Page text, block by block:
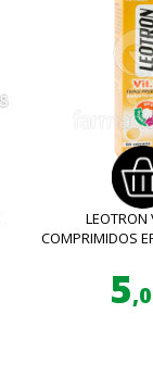
LEOTRON
COMPRIMIDOS
5